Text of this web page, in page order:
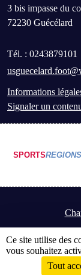
3 bis impasse du
72230 Guécélard
Tél. : 0243879101
Informations
Signaler un
SPORTSREGIONS
Envie de participer
Ce site utilise des
vous souhaitez
Tout